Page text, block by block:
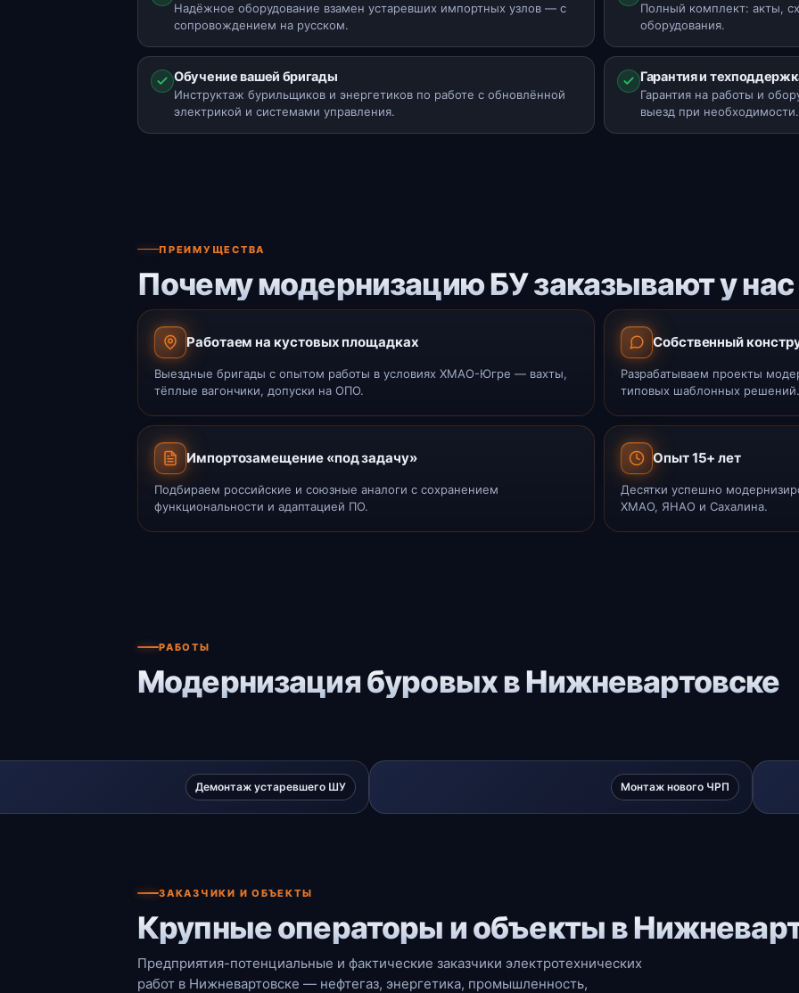
Надёжное оборудование взамен устаревших импортных узлов — с
сопровождением на русском.
Полный комплект: акты,
оборудования.
Обучение вашей бригады
Инструктаж бурильщиков и энергетиков по работе с обновлённой
электрикой и системами управления.
Гарантия и
Гарантия на работы и
выезд при необходимости.
ПРЕИМУЩЕСТВА
Почему модернизацию БУ заказывают у нас
Работаем на кустовых площадках
Выездные бригады с опытом работы в условиях ХМАО-Югре — вахты,
тёплые вагончики, допуски на ОПО.
Собственный
Разрабатываем проекты
типовых шаблонных решений.
Импортозамещение «под задачу»
Подбираем российские и союзные аналоги с сохранением
функциональности и адаптацией ПО.
Опыт 15+ лет
Десятки успешно
ХМАО, ЯНАО и Сахалина.
РАБОТЫ
Модернизация буровых в Нижневартовске
Демонтаж устаревшего ШУ Монтаж нового ЧРП
ЗАКАЗЧИКИ И ОБЪЕКТЫ
Крупные операторы и объекты в
Предприятия-потенциальные и фактические заказчики электротехнических
работ в Нижневартовске — нефтегаз, энергетика, промышленность,